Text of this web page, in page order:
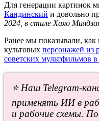
Для генерации картинок
Кандинский и довольно
2024, в стиле Хаяо
Ранее мы показывали, как
культовых персонажей из
советских мультфильмов
⭐ Наш Telegram-
применять ИИ в
и рабочие схемы.